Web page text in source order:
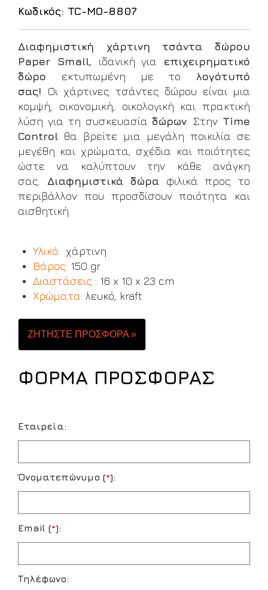
Κωδικός: TC-MO-8807
Διαφημιστική χάρτινη τσάντα δώρου
Paper Small, ιδανική για
επιχειρηματικό
δώρο εκτυπωμένη με το λογότυπό
σας! Οι χάρτινες τσάντες δώρου είναι μια
κομψή, οικονομική, οικολογική και πρακτική
λύση για τη συσκευασία δώρων . Στην Time
Control θα βρείτε μια μεγάλη ποικιλία σε
μεγέθη και χρώματα, σχέδια και ποιότητες
ώστε να καλύπτουν την κάθε ανάγκη
σας. Διαφημιστικά δώρα φιλικά προς το
περιβάλλον που προσδίσουν ποιότητα και
αισθητική.
Υλικό: χάρτινη
Βάρος: 150 gr
Διαστάσεις : 16 x 10 x 23 cm
Χρώματα: λευκό, kraft
ΖΗΤΗΣΤΕ ΠΡΟΣΦΟΡΑ »
ΦΟΡΜΑ ΠΡΟΣΦΟΡΑΣ
Εταιρεία:
Όνοματεπώνυμο (*):
Email (*):
Τηλέφωνο: